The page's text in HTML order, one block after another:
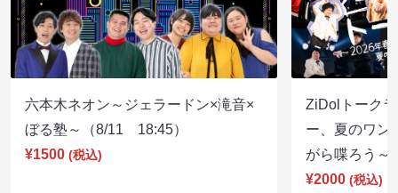
六本木ネオン～ジェラードン×滝音×
ぼる塾～（8/11 18:45）
¥1500 (税込)
ZiDolトーク
ー、夏のワン
がら喋ろう
¥2000 (税込)